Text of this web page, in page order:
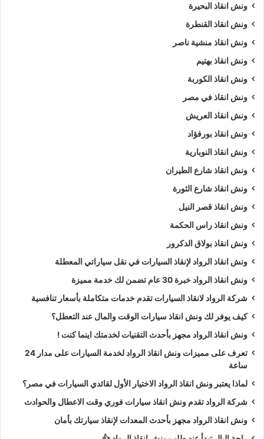
ونش انقاذ البحيرة
ونش انقاذ القنطرة
ونش انقاذ منشية ناصر
ونش انقاذ بهتيم
ونش انقاذ الكوربة
ونش انقاذ في مصر
ونش انقاذ العريش
ونش انقاذ بورفؤاد
ونش انقاذ النوبارية
ونش انقاذ شارع الطيران
ونش انقاذ شارع الثورة
ونش انقاذ قصر النيل
ونش انقاذ راس الحكمة
ونش انقاذ بولاق الدكرور
ونش انقاذ الرواد لإنقاذ السيارات في نقل سياراتي المعطلة
ونش انقاذ الرواد خبرة 30 عام تضمن لك خدمة مميزة
شركة الرواد لانقاذ السيارات تقدم خدمات متكاملة بأسعار تنافسية
كيف يوفر لك ونش انقاذ سيارات الوقت والمال عند التعطل؟
ونش انقاذ الرواد مجهز بأحدث التقنيات لخدمتك اينما كنت !
تعرف على مميزات ونش انقاذ الرواد لخدمة السيارات على مدار 24
ساعة
لماذا يعتبر ونش انقاذ الرواد الاختيار الأول لقائدي السيارات في مصر؟
شركة الرواد تقدم ونش انقاذ سيارات فوري وقت الاعطال والحوادث
ونش انقاذ الرواد مجهز بأحدث المعدات لإنقاذ سيارتك بأمان